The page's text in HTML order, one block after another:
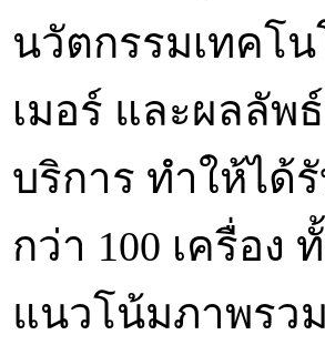
นวัตกรรมเทคโ
เมอร์ และผลลัพ
บริการ ทำให้ได้
กว่า 100 เครื่อง
แนวโน้มภาพรว